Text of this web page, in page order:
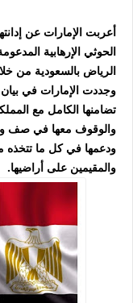
أعربت الإمارات عن
الحوثي الإرهابية
الرياض بالسعودية من
وجددت الإمارات في بيان
تضامنها الكامل مع
والوقوف معها في صف
ودعمها في كل ما تتخذه
والمقيمين على أراضيها.